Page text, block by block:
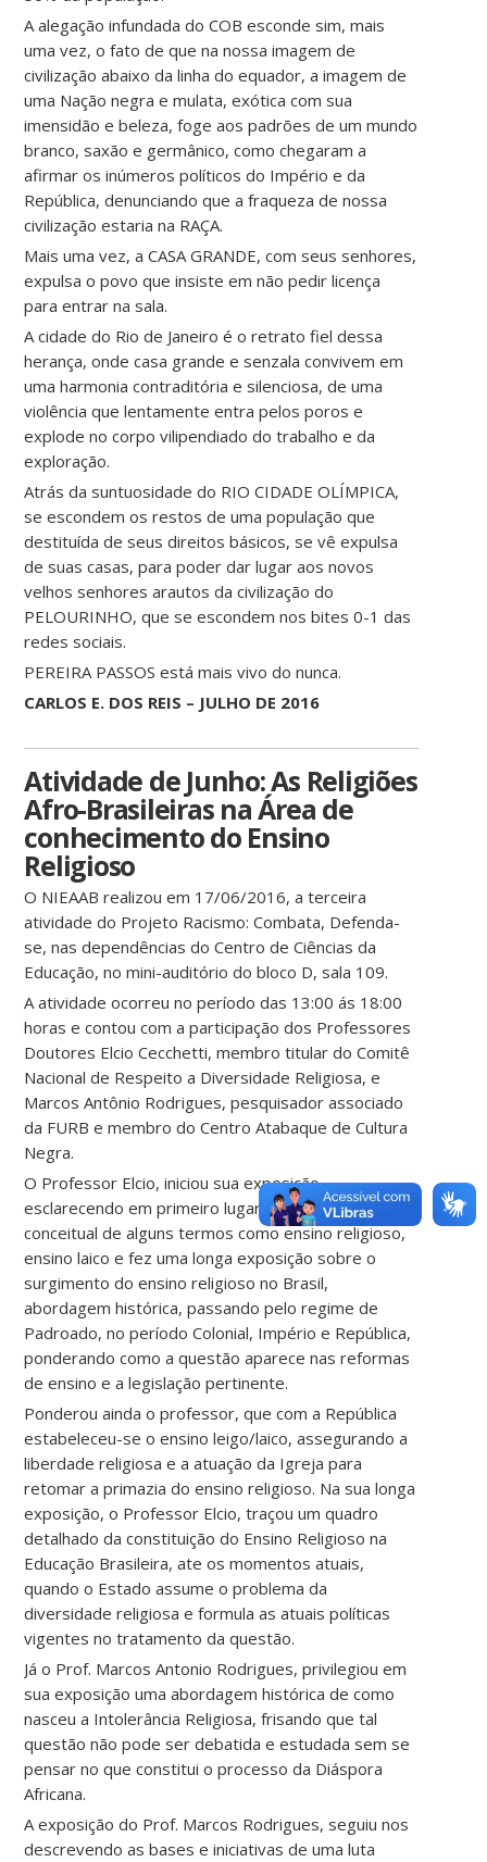
A alegação infundada do COB esconde sim, mais
uma vez, o fato de que na nossa imagem de
civilização abaixo da linha do equador, a imagem de
uma Nação negra e mulata, exótica com sua
imensidão e beleza, foge aos padrões de um mundo
branco, saxão e germânico, como chegaram a
afirmar os inúmeros políticos do Império e da
República, denunciando que a fraqueza de nossa
civilização estaria na RAÇA.
Mais uma vez, a CASA GRANDE, com seus senhores,
expulsa o povo que insiste em não pedir licença
para entrar na sala.
A cidade do Rio de Janeiro é o retrato fiel dessa
herança, onde casa grande e senzala convivem em
uma harmonia contraditória e silenciosa, de uma
violência que lentamente entra pelos poros e
explode no corpo vilipendiado do trabalho e da
exploração.
Atrás da suntuosidade do RIO CIDADE OLÍMPICA,
se escondem os restos de uma população que
destituída de seus direitos básicos, se vê expulsa
de suas casas, para poder dar lugar aos novos
velhos senhores arautos da civilização do
PELOURINHO, que se escondem nos bites 0-1 das
redes sociais.
PEREIRA PASSOS está mais vivo do nunca.
CARLOS E. DOS REIS – JULHO DE 2016
Atividade de Junho: As Religiões
Afro-Brasileiras na Área de
conhecimento do Ensino
Religioso
O NIEAAB realizou em 17/06/2016, a terceira
atividade do Projeto Racismo: Combata, Defenda-
se, nas dependências do Centro de Ciências da
Educação, no mini-auditório do bloco D, sala 109.
A atividade ocorreu no período das 13:00 ás 18:00
horas e contou com a participação dos Professores
Doutores Elcio Cecchetti, membro titular do Comitê
Nacional de Respeito a Diversidade Religiosa, e
Marcos Antônio Rodrigues, pesquisador associado
da FURB e membro do Centro Atabaque de Cultura
Negra.
O Professor Elcio, iniciou sua exposição
esclarecendo em primeiro lugar a diferença
conceitual de alguns termos como ensino religioso,
ensino laico e fez uma longa exposição sobre o
surgimento do ensino religioso no Brasil,
abordagem histórica, passando pelo regime de
Padroado, no período Colonial, Império e República,
ponderando como a questão aparece nas reformas
de ensino e a legislação pertinente.
Ponderou ainda o professor, que com a República
estabeleceu-se o ensino leigo/laico, assegurando a
liberdade religiosa e a atuação da Igreja para
retomar a primazia do ensino religioso. Na sua longa
exposição, o Professor Elcio, traçou um quadro
detalhado da constituição do Ensino Religioso na
Educação Brasileira, ate os momentos atuais,
quando o Estado assume o problema da
diversidade religiosa e formula as atuais políticas
vigentes no tratamento da questão.
Já o Prof. Marcos Antonio Rodrigues, privilegiou em
sua exposição uma abordagem histórica de como
nasceu a Intolerância Religiosa, frisando que tal
questão não pode ser debatida e estudada sem se
pensar no que constitui o processo da Diáspora
Africana.
A exposição do Prof. Marcos Rodrigues, seguiu nos
descrevendo as bases e iniciativas de uma luta